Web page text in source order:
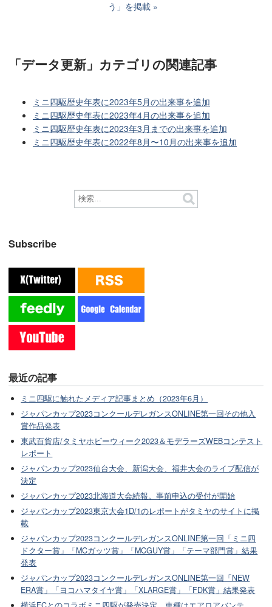
う」を掲載
「データ更新」カテゴリの関連記事
ミニ四駆歴史年表に2023年5月の出来事を追加
ミニ四駆歴史年表に2023年4月の出来事を追加
ミニ四駆歴史年表に2023年3月までの出来事を追加
ミニ四駆歴史年表に2022年8月〜10月の出来事を追加
Subscribe
最近の記事
ミニ四駆に触れたメディア記事まとめ（2023年6月）
ジャパンカップ2023コンクールデレガンスONLINE第一回その他入
賞作品発表
東武百貨店/タミヤホビーウィーク2023＆モデラーズWEBコンテスト
レポート
ジャパンカップ2023仙台大会、新潟大会、福井大会のライブ配信が
決定
ジャパンカップ2023北海道大会続報。事前申込の受付が開始
ジャパンカップ2023東京大会1D/1のレポートがタミヤのサイトに掲
載
ジャパンカップ2023コンクールデレガンスONLINE第一回「ミニ四
ドクター賞」「MCガッツ賞」「MCGUY賞」「テーマ部門賞」結果
発表
ジャパンカップ2023コンクールデレガンスONLINE第一回「NEW
ERA賞」「ヨコハマタイヤ賞」「XLARGE賞」「FDK賞」結果発表